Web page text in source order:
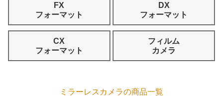
FX
フォーマット
DX
フォーマット
CX
フォーマット
フィルム
カメラ
ミラーレスカメラの商品一覧